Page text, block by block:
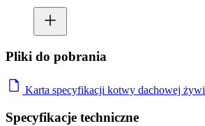
Pliki do pobrania
Karta specyfikacji kotwy dachowej
Specyfikacje techniczne